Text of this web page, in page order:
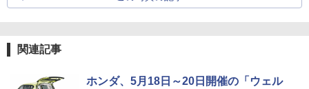
関連記事
ホンダ、5月18日～20日開催の「ウェル